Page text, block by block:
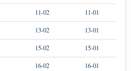
11-01
11-02
13-01
13-02
15-01
15-02
16-01
16-02